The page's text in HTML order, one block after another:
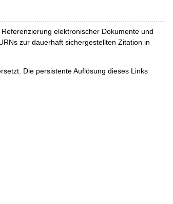
elektronischer Dokumente und
zur dauerhaft sichergestellten Zitation in
Die persistente Auflösung dieses Links